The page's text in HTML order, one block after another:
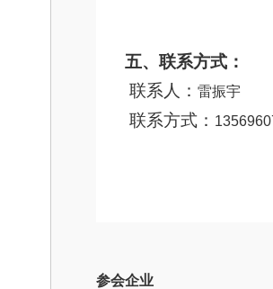
五、联系方式：
联系人： 雷振宇
联系方式：
参会企业